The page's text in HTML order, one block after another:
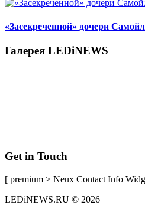
«Засекреченной» дочери
Галерея LEDiNEWS
Get in Touch
[ premium > Neux Contact Info
LEDiNEWS.RU © 2026